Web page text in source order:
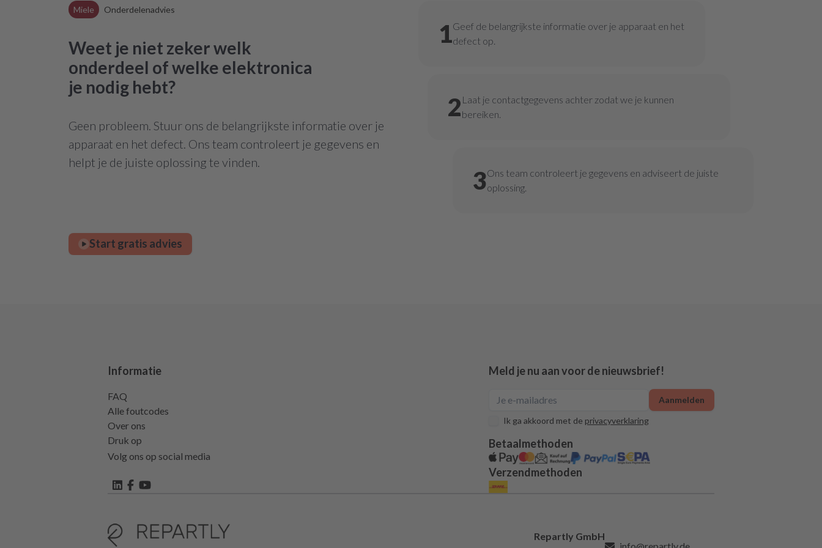
Miele Onderdelenadvies
Weet je niet zeker welk
onderdeel of welke elektronica
je nodig hebt?
Geen probleem. Stuur ons de belangrijkste informatie over je
apparaat en het defect. Ons team controleert je gegevens en
helpt je de juiste oplossing te vinden.
1Geef de belangrijkste informatie over je apparaat en het
defect op.
2 Laat je contactgegevens achter zodat we je kunnen
bereiken.
3Ons team controleert je gegevens en adviseert de juiste
oplossing.
Start gratis advies
Informatie
FAQ
Alle foutcodes
Over ons
Druk op
Volg ons op social media
Meld je nu aan voor de nieuwsbrief!
Ik ga akkoord met de privacyverklaring
Aanmelden
Betaalmethoden
Verzendmethoden
Repartly GmbH